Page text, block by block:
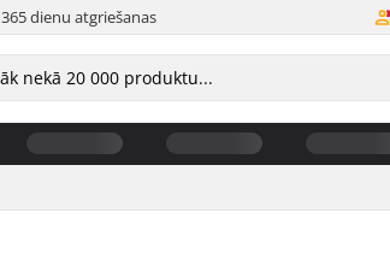
365 dienu atgriešanas